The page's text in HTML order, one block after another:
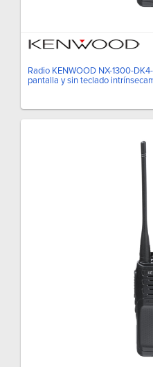
Radio KENWOOD NX-1300-
pantalla y sin teclado